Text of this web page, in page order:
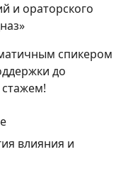
и ораторского
спикером
до
стажем!